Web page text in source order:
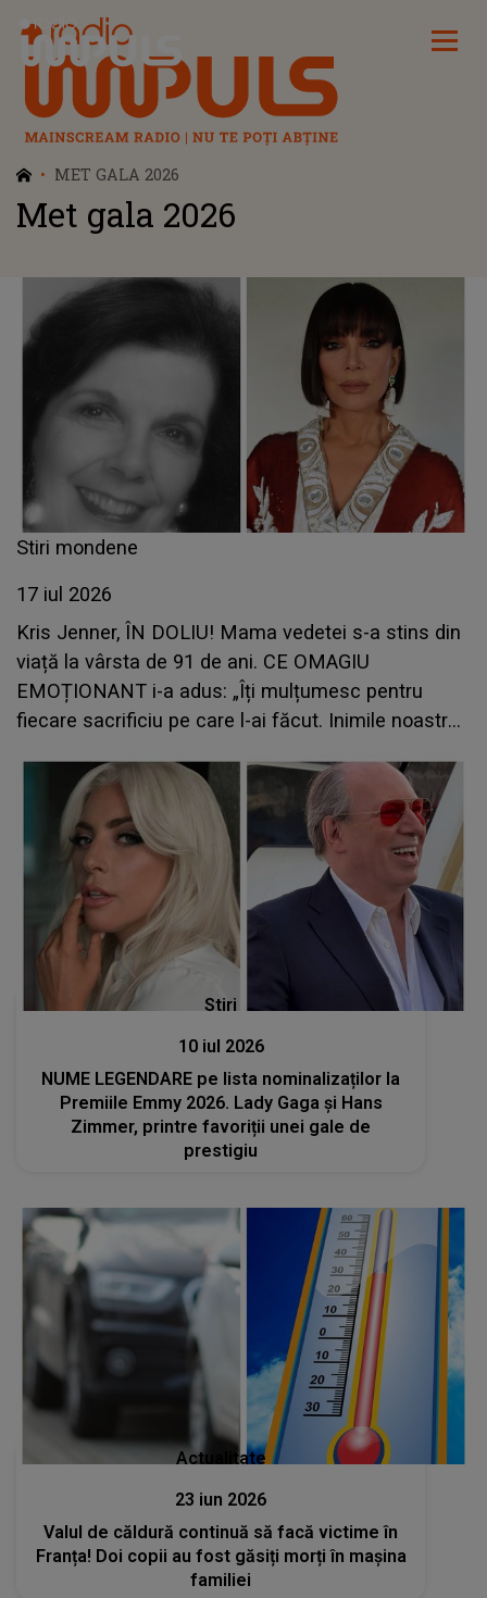
Radio Impuls
MET GALA 2026
Met gala 2026
Stiri mondene
17 iul 2026
Kris Jenner, ÎN DOLIU! Mama vedetei s-a stins din
viață la vârsta de 91 de ani. CE OMAGIU
EMOȚIONANT i-a adus: „Îți mulțumesc pentru
fiecare sacrificiu pe care l-ai făcut. Inimile noastre
Stiri
10 iul 2026
NUME LEGENDARE pe lista nominalizaților la
Premiile Emmy 2026. Lady Gaga și Hans
Zimmer, printre favoriții unei gale de
prestigiu
Actualitate
23 iun 2026
Valul de căldură continuă să facă victime în
Franța! Doi copii au fost găsiți morți în mașina
familiei